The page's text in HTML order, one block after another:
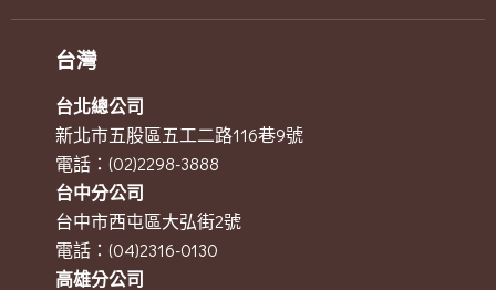
台灣
台北總公司
新北市五股區五工二路116巷9號
電話：(02)2298-3888
台中分公司
台中市西屯區大弘街2號
電話：(04)2316-0130
高雄分公司